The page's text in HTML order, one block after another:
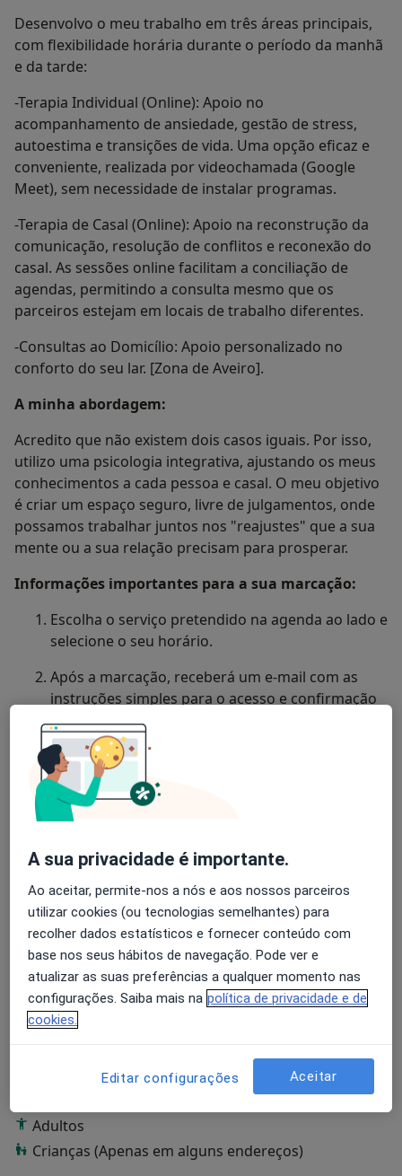
Desenvolvo o meu trabalho em três áreas principais,
com flexibilidade horária durante o período da manhã
e da tarde:
-Terapia Individual (Online): Apoio no
acompanhamento de ansiedade, gestão de stress,
autoestima e transições de vida. Uma opção eficaz e
conveniente, realizada por videochamada (Google
Meet), sem necessidade de instalar programas.
-Terapia de Casal (Online): Apoio na reconstrução da
comunicação, resolução de conflitos e reconexão do
casal. As sessões online facilitam a conciliação de
agendas, permitindo a consulta mesmo que os
parceiros estejam em locais de trabalho diferentes.
-Consultas ao Domicílio: Apoio personalizado no
conforto do seu lar. [Zona de Aveiro].
A minha abordagem:
Acredito que não existem dois casos iguais. Por isso,
utilizo uma psicologia integrativa, ajustando os meus
conhecimentos a cada pessoa e casal. O meu objetivo
é criar um espaço seguro, livre de julgamentos, onde
possamos trabalhar juntos nos "reajustes" que a sua
mente ou a sua relação precisam para prosperar.
Informações importantes para a sua marcação:
Escolha o serviço pretendido na agenda ao lado e
selecione o seu horário.
Após a marcação, receberá um e-mail com as
instruções simples para o acesso e confirmação
da sua vaga.
Paraconsultas ao domicílio
uma mensagem privada antes de agendar para
confirmarmos a disponibilidade geográfica.
Marque já o seu horário na agenda ao lado.
mail.
Dúvidas? Escreva-me através do botão "Enviar
mensagem"
maisSobre mim
Principais doenças tratadas
Transtornos Da Ansiedade
Agorafobia
Transtornos do Humor
a11y_sr_more_diseases
Adultos
Crianças (Apenas em alguns endereços)
A sua privacidade é importante.
Ao aceitar, permite-nos a nós e aos nossos parceiros
utilizar cookies (ou tecnologias semelhantes) para
recolher dados estatísticos e fornecer conteúdo com
base nos seus hábitos de navegação. Pode ver e
atualizar as suas preferências a qualquer momento nas
configurações. Saiba mais na política de privacidade e de
cookies.
Editar configurações Aceitar